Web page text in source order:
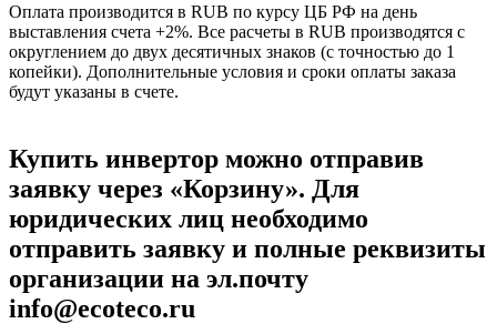
Оплата производится в RUB по курсу ЦБ РФ на день
выставления счета +2%. Все расчеты в RUB производятся с
округлением до двух десятичных знаков (с точностью до 1
копейки). Дополнительные условия и сроки оплаты заказа
будут указаны в счете.
Купить инвертор можно отправив
заявку через «Корзину». Для
юридических лиц необходимо
отправить заявку и полные реквизиты
организации на эл.почту
info@ecoteco.ru